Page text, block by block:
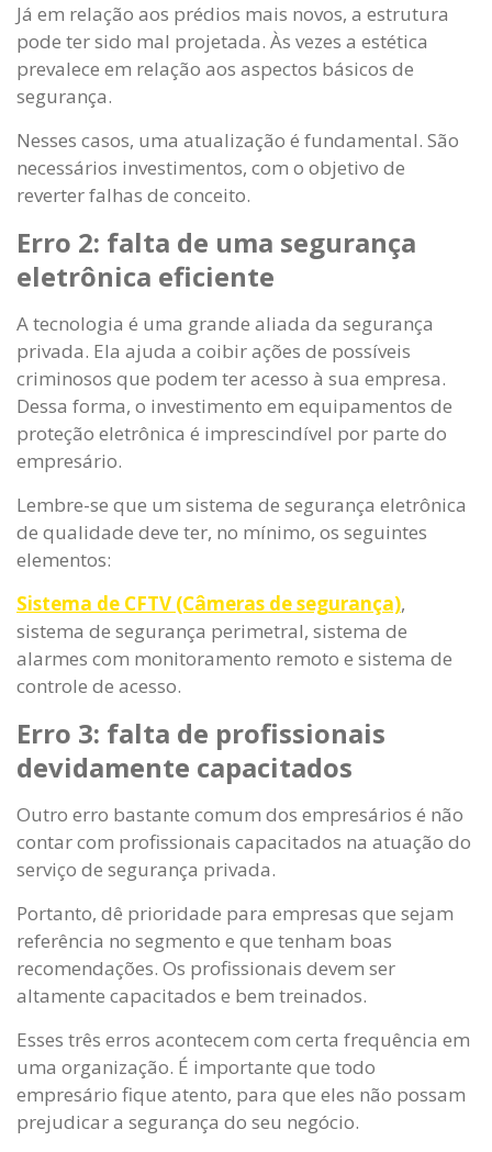
Já em relação aos prédios mais novos, a estrutura
pode ter sido mal projetada. Às vezes a estética
prevalece em relação aos aspectos básicos de
segurança.
Nesses casos, uma atualização é fundamental. São
necessários investimentos, com o objetivo de
reverter falhas de conceito.
Erro 2: falta de uma segurança
eletrônica eficiente
A tecnologia é uma grande aliada da segurança
privada. Ela ajuda a coibir ações de possíveis
criminosos que podem ter acesso à sua empresa.
Dessa forma, o investimento em equipamentos de
proteção eletrônica é imprescindível por parte do
empresário.
Lembre-se que um sistema de segurança eletrônica
de qualidade deve ter, no mínimo, os seguintes
elementos:
Sistema de CFTV (Câmeras de segurança),
sistema de segurança perimetral, sistema de
alarmes com monitoramento remoto e sistema de
controle de acesso.
Erro 3: falta de profissionais
devidamente capacitados
Outro erro bastante comum dos empresários é não
contar com profissionais capacitados na atuação do
serviço de segurança privada.
Portanto, dê prioridade para empresas que sejam
referência no segmento e que tenham boas
recomendações. Os profissionais devem ser
altamente capacitados e bem treinados.
Esses três erros acontecem com certa frequência em
uma organização. É importante que todo
empresário fique atento, para que eles não possam
prejudicar a segurança do seu negócio.